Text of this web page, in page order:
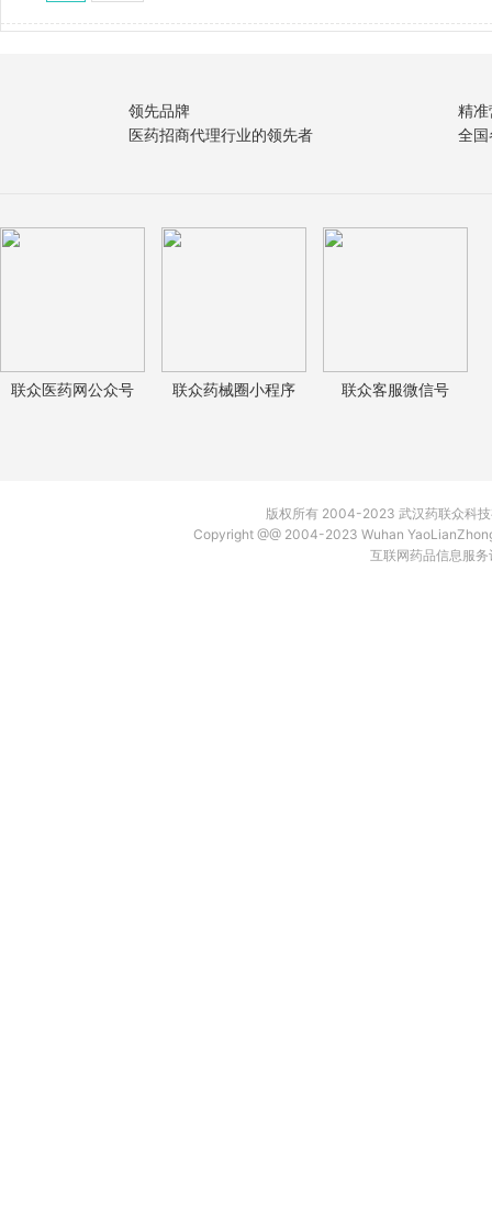
领先品牌
医药招商代理行业的领先者
精
全
联众医药网公众号 联众药械圈小程序 联众客服微信号
版权所有 2004-2023 武汉药联众科
Copyright @@ 2004-2023 Wuhan
互联网药品信息服